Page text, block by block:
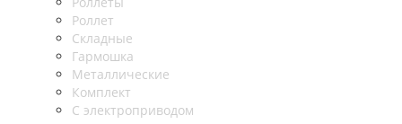
Роллет
Складные
Гармошка
Металлические
Комплект
С электроприводом